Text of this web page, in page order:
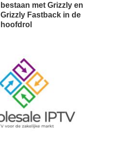
bestaan met Grizzly en
Grizzly Fastback in de
hoofdrol